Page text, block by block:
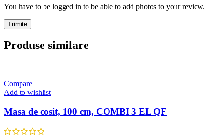
You have to be logged in to be able to add photos to your review.
Produse similare
Compare
Add to wishlist
Masa de cosit, 100 cm, COMBI 3 EL QF